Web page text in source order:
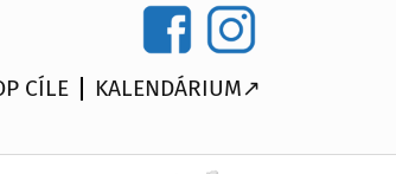
CÍLE KALENDÁRIUM↗